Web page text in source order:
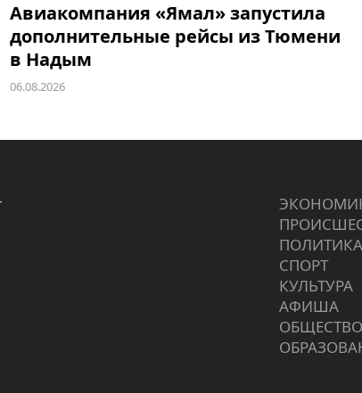
Авиакомпания «Ямал» запустила
дополнительные рейсы из Тюмени
в Надым
06.08.2026
ПОЛИТИКА
СПОРТ
КУЛЬТУРА
АФИША
ОБЩЕСТВО